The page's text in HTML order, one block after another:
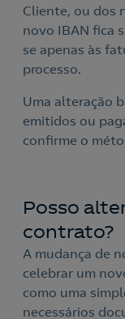
Contacte-nos
Contacte-nos
Acepto la
Nós
Cliente, ou dos
novo IBAN fica
se apenas às
processo.
Uma alteração
emitidos ou
confirme o
Posso
contrato?
A mudança de
celebrar um
como uma
necessários